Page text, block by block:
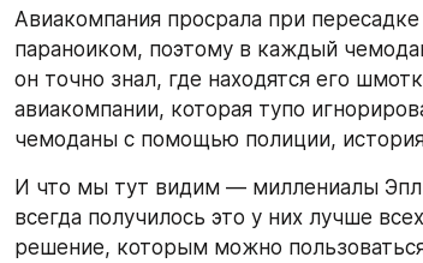
Авиакомпания просрала при
параноиком, поэтому в каждый
он точно знал, где находятся его
авиакомпании, которая тупо
чемоданы с помощью полиции,
И что мы тут видим — миллениалы
всегда получилось это у них лучше
решение, которым можно